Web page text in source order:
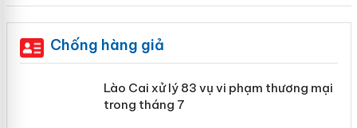
Chống hàng giả
Lào Cai xử lý 83 vụ vi phạm thương
mại trong tháng 7